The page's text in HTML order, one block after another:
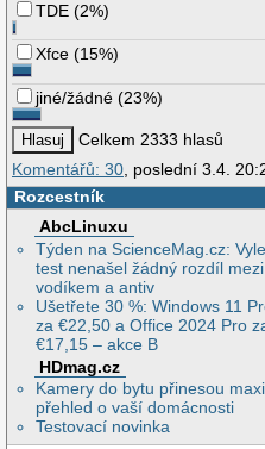
TDE (2%)
Xfce (15%)
jiné/žádné (23%)
Celkem 2333 hlasů
Komentářů: 30, poslední 3.4.
Rozcestník
AbcLinuxu
Týden na ScienceMag.cz:
test nenašel žádný rozdíl mezi
vodíkem a antiv
Ušetřete 30 %: Windows 11
za €22,50 a Office 2024 Pro
€17,15 – akce B
HDmag.cz
Kamery do bytu přinesou
přehled o vaší domácnosti
Testovací novinka